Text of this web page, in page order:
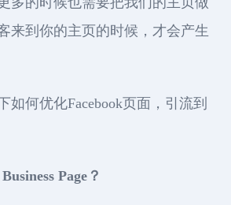
来到你的主页的时候，才会产生
如何优化Facebook页面，引流到
Page？